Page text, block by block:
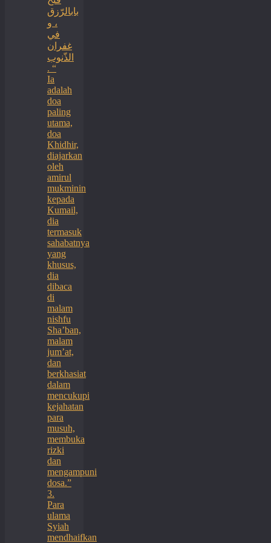
بابالرّزق
، و
في
غفران
الذّنوب
. “
Ia
adalah
doa
paling
utama,
doa
Khidhir,
diajarkan
oleh
amirul
mukminin
kepada
Kumail,
dia
termasuk
sahabatnya
yang
khusus,
dia
dibaca
di
malam
nishfu
Sha’ban,
malam
jum’at,
dan
berkhasiat
dalam
mencukupi
kejahatan
para
musuh,
membuka
rizki
dan
mengampuni
dosa.”
3.
Para
ulama
Syiah
mendhaifkan